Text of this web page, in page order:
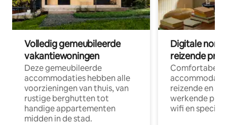
Volledig gemeubileerde
vakantiewoningen
Deze gemeubileerde
accommodaties hebben alle
voorzieningen van thuis, van
rustige berghutten tot
handige appartementen
midden in de stad.
Digitale
reizende
Comfortabele
reizende en
werkende
wifi en